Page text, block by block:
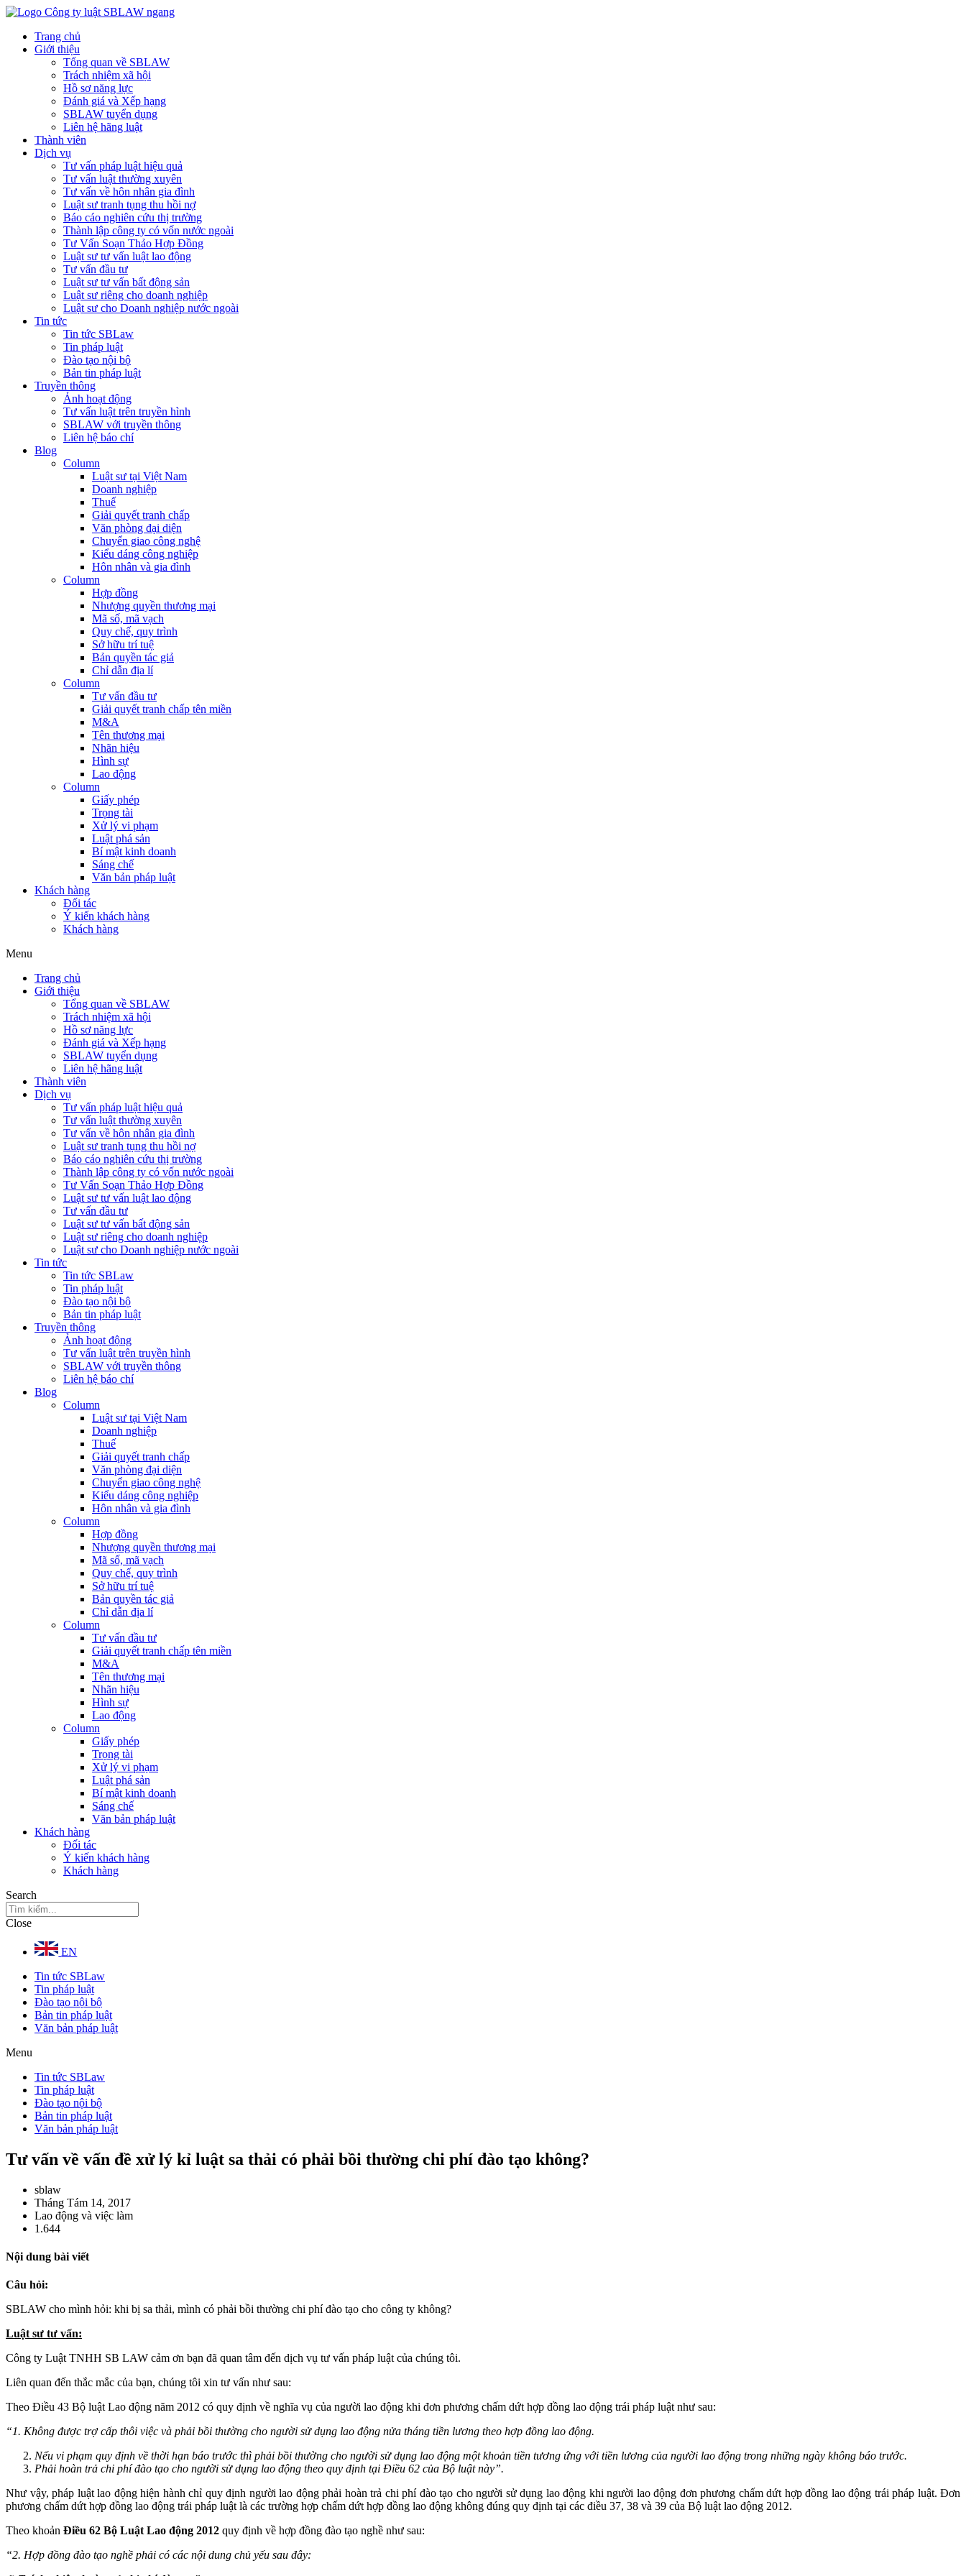
Trang chủ
Giới thiệu
Tổng quan về SBLAW
Trách nhiệm xã hội
Hồ sơ năng lực
Đánh giá và Xếp hạng
SBLAW tuyển dụng
Liên hệ hãng luật
Thành viên
Dịch vụ
Tư vấn pháp luật hiệu quả
Tư vấn luật thường xuyên
Tư vấn về hôn nhân gia đình
Luật sư tranh tụng thu hồi nợ
Báo cáo nghiên cứu thị trường
Thành lập công ty có vốn nước ngoài
Tư Vấn Soạn Thảo Hợp Đồng
Luật sư tư vấn luật lao động
Tư vấn đầu tư
Luật sư tư vấn bất động sản
Luật sư riêng cho doanh nghiệp
Luật sư cho Doanh nghiệp nước ngoài
Tin tức
Tin tức SBLaw
Tin pháp luật
Đào tạo nội bộ
Bản tin pháp luật
Truyền thông
Ảnh hoạt động
Tư vấn luật trên truyền hình
SBLAW với truyền thông
Liên hệ báo chí
Blog
Column
Luật sư tại Việt Nam
Doanh nghiệp
Thuế
Giải quyết tranh chấp
Văn phòng đại diện
Chuyển giao công nghệ
Kiểu dáng công nghiệp
Hôn nhân và gia đình
Column
Hợp đồng
Nhượng quyền thương mại
Mã số, mã vạch
Quy chế, quy trình
Sở hữu trí tuệ
Bản quyền tác giả
Chỉ dẫn địa lí
Column
Tư vấn đầu tư
Giải quyết tranh chấp tên miền
M&A
Tên thương mại
Nhãn hiệu
Hình sự
Lao động
Column
Giấy phép
Trọng tài
Xử lý vi phạm
Luật phá sản
Bí mật kinh doanh
Sáng chế
Văn bản pháp luật
Khách hàng
Đối tác
Ý kiến khách hàng
Khách hàng
Menu
Trang chủ
Giới thiệu
Tổng quan về SBLAW
Trách nhiệm xã hội
Hồ sơ năng lực
Đánh giá và Xếp hạng
SBLAW tuyển dụng
Liên hệ hãng luật
Thành viên
Dịch vụ
Tư vấn pháp luật hiệu quả
Tư vấn luật thường xuyên
Tư vấn về hôn nhân gia đình
Luật sư tranh tụng thu hồi nợ
Báo cáo nghiên cứu thị trường
Thành lập công ty có vốn nước ngoài
Tư Vấn Soạn Thảo Hợp Đồng
Luật sư tư vấn luật lao động
Tư vấn đầu tư
Luật sư tư vấn bất động sản
Luật sư riêng cho doanh nghiệp
Luật sư cho Doanh nghiệp nước ngoài
Tin tức
Tin tức SBLaw
Tin pháp luật
Đào tạo nội bộ
Bản tin pháp luật
Truyền thông
Ảnh hoạt động
Tư vấn luật trên truyền hình
SBLAW với truyền thông
Liên hệ báo chí
Blog
Column
Luật sư tại Việt Nam
Doanh nghiệp
Thuế
Giải quyết tranh chấp
Văn phòng đại diện
Chuyển giao công nghệ
Kiểu dáng công nghiệp
Hôn nhân và gia đình
Column
Hợp đồng
Nhượng quyền thương mại
Mã số, mã vạch
Quy chế, quy trình
Sở hữu trí tuệ
Bản quyền tác giả
Chỉ dẫn địa lí
Column
Tư vấn đầu tư
Giải quyết tranh chấp tên miền
M&A
Tên thương mại
Nhãn hiệu
Hình sự
Lao động
Column
Giấy phép
Trọng tài
Xử lý vi phạm
Luật phá sản
Bí mật kinh doanh
Sáng chế
Văn bản pháp luật
Khách hàng
Đối tác
Ý kiến khách hàng
Khách hàng
Search
Close
EN
Tin tức SBLaw
Tin pháp luật
Đào tạo nội bộ
Bản tin pháp luật
Văn bản pháp luật
Menu
Tin tức SBLaw
Tin pháp luật
Đào tạo nội bộ
Bản tin pháp luật
Văn bản pháp luật
Tư vấn về vấn đề xử lý kỉ luật sa thải có phải bồi thường chi phí đào tạo không?
sblaw
Tháng Tám 14, 2017
Lao động và việc làm
1.644
Nội dung bài viết
Câu hỏi:
SBLAW cho mình hỏi: khi bị sa thải, mình có phải bồi thường chi phí đào tạo cho công ty không?
Luật sư tư vấn:
Công ty Luật TNHH SB LAW cảm ơn bạn đã quan tâm đến dịch vụ tư vấn pháp luật của chúng tôi.
Liên quan đến thắc mắc của bạn, chúng tôi xin tư vấn như sau:
Theo Điều 43 Bộ luật Lao động năm 2012 có quy định về nghĩa vụ của người lao động khi đơn phương chấm dứt hợp đồng lao động trái pháp luật như sau:
“1. Không được trợ cấp thôi việc và phải bồi thường cho người sử dụng lao động nửa tháng tiền lương theo hợp đồng lao động.
Nếu vi phạm quy định về thời hạn báo trước thì phải bồi thường cho người sử dụng lao động một khoản tiền tương ứng với tiền lương của người lao động trong những ngày không báo trước.
Phải hoàn trả chi phí đào tạo cho người sử dụng lao động theo quy định tại Điều 62 của Bộ luật này”.
Như vậy, pháp luật lao động hiện hành chỉ quy định người lao động phải hoàn trả chi phí đào tạo cho người sử dụng lao động khi người lao động đơn phương chấm dứt hợp đồng lao động trái pháp luật. Đơn
phương chấm dứt hợp đồng lao động trái pháp luật là các trường hợp chấm dứt hợp đồng lao động không đúng quy định tại các điều 37, 38 và 39 của Bộ luật lao động 2012.
Theo khoản Điều 62 Bộ Luật Lao động 2012 quy định về hợp đồng đào tạo nghề như sau:
“2. Hợp đồng đào tạo nghề phải có các nội dung chủ yếu sau đây: